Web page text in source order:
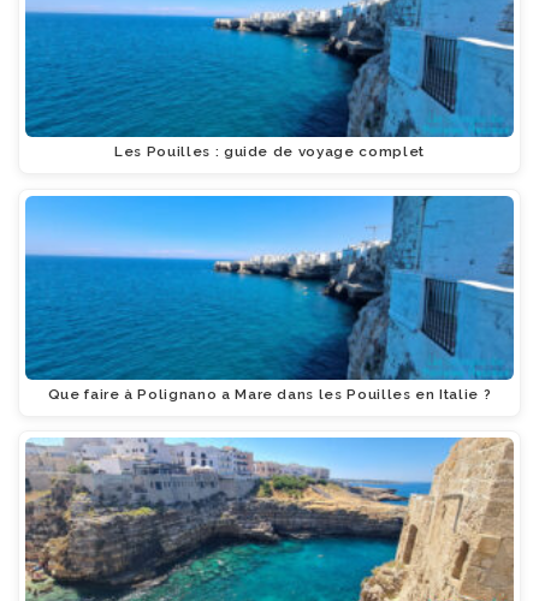
Les Pouilles : guide de voyage complet
Que faire à Polignano a Mare dans les Pouilles en Italie ?